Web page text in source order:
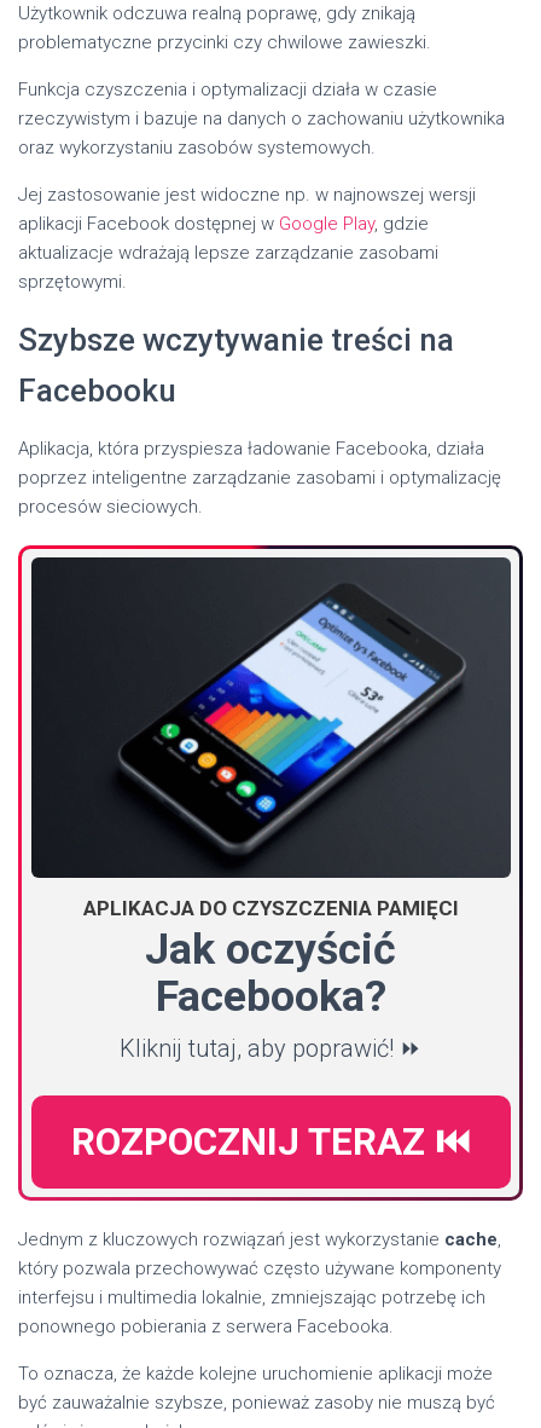
Użytkownik odczuwa realną poprawę, gdy znikają
problematyczne przycinki czy chwilowe zawieszki.
Funkcja czyszczenia i optymalizacji działa w czasie
rzeczywistym i bazuje na danych o zachowaniu użytkownika
oraz wykorzystaniu zasobów systemowych.
Jej zastosowanie jest widoczne np. w najnowszej wersji
aplikacji Facebook dostępnej w Google Play, gdzie
aktualizacje wdrażają lepsze zarządzanie zasobami
sprzętowymi.
Szybsze wczytywanie treści na
Facebooku
Aplikacja, która przyspiesza ładowanie Facebooka, działa
poprzez inteligentne zarządzanie zasobami i optymalizację
procesów sieciowych.
APLIKACJA DO CZYSZCZENIA PAMIĘCI
Jak oczyścić
Facebooka?
Kliknij tutaj, aby poprawić! ⏩
ROZPOCZNIJ TERAZ ⏮️
Jednym z kluczowych rozwiązań jest wykorzystanie cache,
który pozwala przechowywać często używane komponenty
interfejsu i multimedia lokalnie, zmniejszając potrzebę ich
ponownego pobierania z serwera Facebooka.
To oznacza, że każde kolejne uruchomienie aplikacji może
być zauważalnie szybsze, ponieważ zasoby nie muszą być